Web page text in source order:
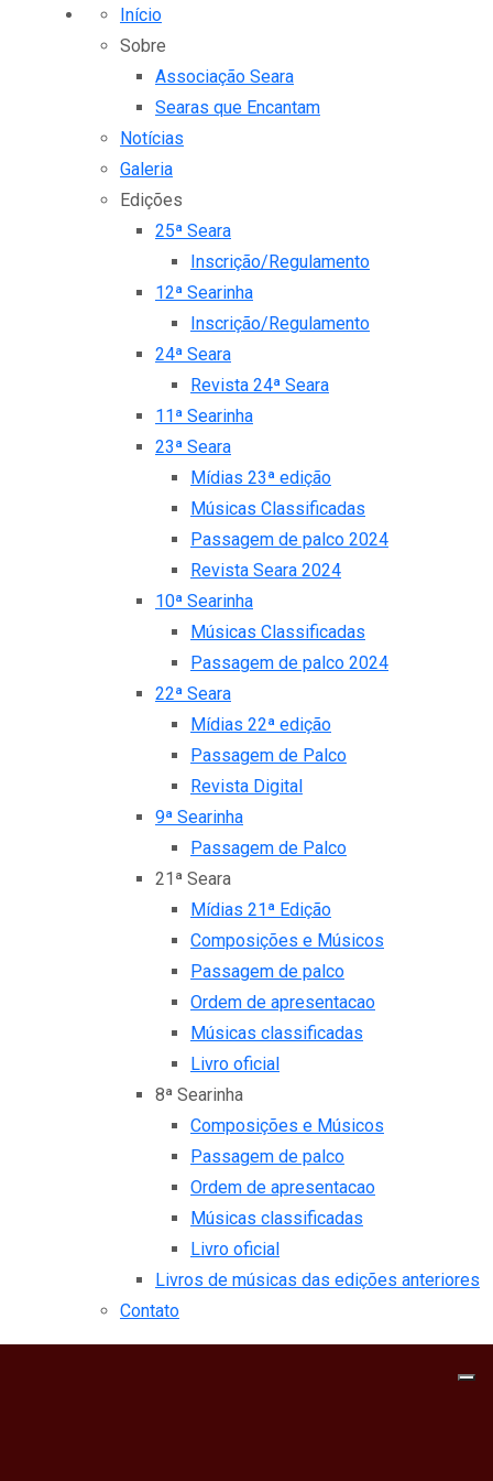
Início
Sobre
Associação Seara
Searas que Encantam
Notícias
Galeria
Edições
25ª Seara
Inscrição/Regulamento
12ª Searinha
Inscrição/Regulamento
24ª Seara
Revista 24ª Seara
11ª Searinha
23ª Seara
Mídias 23ª edição
Músicas Classificadas
Passagem de palco 2024
Revista Seara 2024
10ª Searinha
Músicas Classificadas
Passagem de palco 2024
22ª Seara
Mídias 22ª edição
Passagem de Palco
Revista Digital
9ª Searinha
Passagem de Palco
21ª Seara
Mídias 21ª Edição
Composições e Músicos
Passagem de palco
Ordem de apresentacao
Músicas classificadas
Livro oficial
8ª Searinha
Composições e Músicos
Passagem de palco
Ordem de apresentacao
Músicas classificadas
Livro oficial
Livros de músicas das edições anteriores
Contato